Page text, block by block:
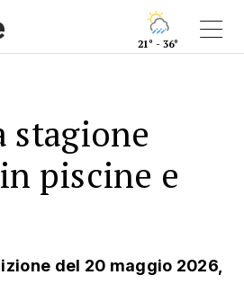
21° - 36°
stagione
piscine e
del 20 maggio 2026,